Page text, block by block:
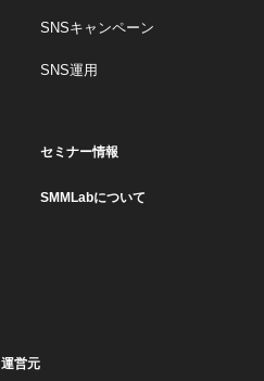
SNSキャンペーン
SNS運用
セミナー情報
SMMLabについて
運営元